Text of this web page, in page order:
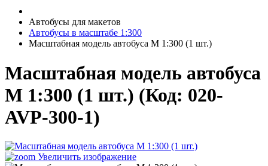
Автобусы для макетов
Автобусы в масштабе 1:300
Масштабная модель автобуса М 1:300 (1 шт.)
Масштабная модель автобуса
М 1:300 (1 шт.) (Код: 020-
AVP-300-1)
Увеличить изображение